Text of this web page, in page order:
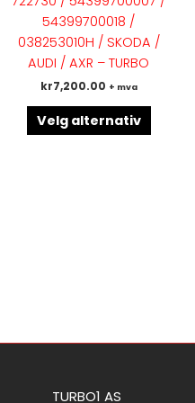
54399700018 /
038253010H / SKODA /
AUDI / AXR – TURBO
kr7,200.00 + mva
Velg alternativ
kan
velges
TURBO1 AS